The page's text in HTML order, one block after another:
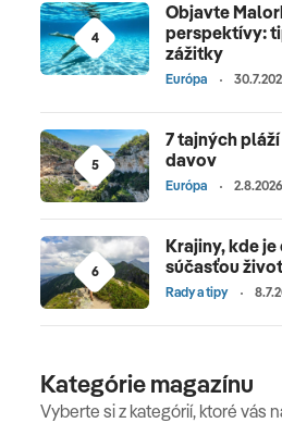
4
Objavte
perspektívy:
zážitky
Európa
5
7 tajných
davov
Európa 2.8.2026
6
Krajiny, kde
súčasťou
Rady a tipy
Kategórie magazínu
Vyberte si z kategórií, ktoré vás